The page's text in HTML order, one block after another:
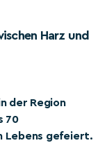
Harz und
der Region
70
Lebens gefeiert.